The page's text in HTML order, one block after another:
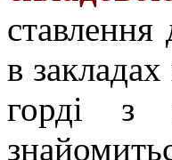
в
горді з